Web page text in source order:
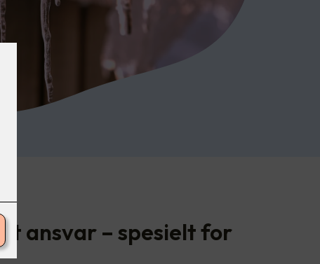
et ansvar – spesielt for